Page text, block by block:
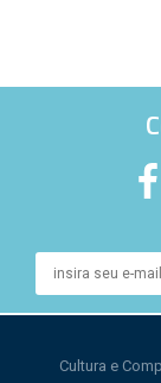
Cultura e